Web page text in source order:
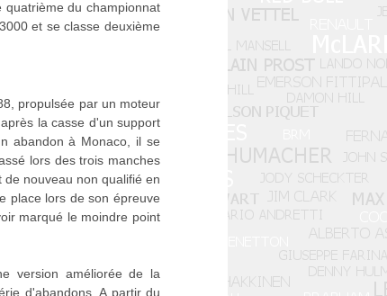
du championnat
et se classe deuxième
propulsée par un moteur
la casse d'un support
abandon à Monaco, il se
lors des trois manches
nouveau non qualifié en
place lors de son épreuve
marqué le moindre point
version améliorée de la
d'abandons. A partir du